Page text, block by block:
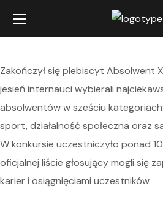
Zakończył się plebiscyt Absolwent
jesień internauci wybierali
absolwentów w sześciu
sport, działalność społeczna oraz
W konkursie uczestniczyło ponad
oficjalnej liście głosujący mogli się
karier i osiągnięciami uczestników.